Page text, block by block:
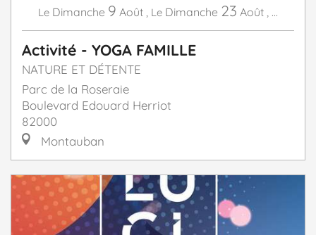
Le Dimanche 9 Août Le Dimanche 23 Août ...
Activité - YOGA FAMILLE
NATURE ET DÉTENTE
Parc de la Roseraie
Boulevard Edouard Herriot
82000
Montauban